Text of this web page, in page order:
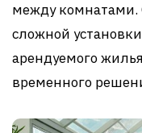
между комнатами.
сложной
арендуемого
временного